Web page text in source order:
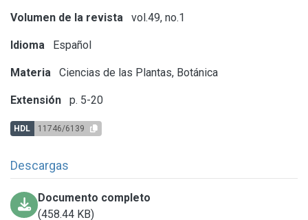
Volumen de la revista vol.49, no.1
Idioma Español
Materia Ciencias de las Plantas, Botánica
Extensión p. 5-20
HDL 11746/6139
Descargas
Documento completo
(458.44 KB)